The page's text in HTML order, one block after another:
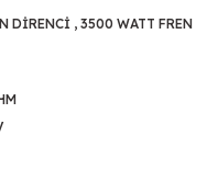
DİRENCİ , 3500 WATT FREN